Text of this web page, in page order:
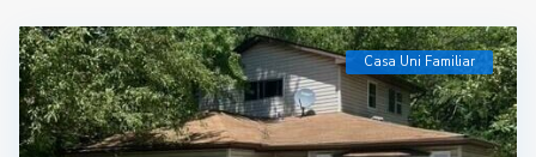
Casa Uni Familiar